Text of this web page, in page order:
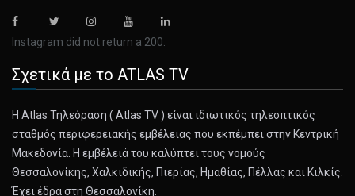
Marco Rubio’s visit to Riyadh, his first as secretary of state,
came a [...]
February 17, 2025
Balancing Ukraine’s sovereignty with Russia’s demand for
its own “secu [...]
February 17, 2025
Instagram did not return a 200.
Σχετικά με το ATLAS TV
Η Atlas Τηλεόραση ( Atlas TV ) είναι ιδιωτικός τηλεοπτικός
σταθμός περιφερειακής εμβέλειας που εκπέμπει στην Κεντρική
Μακεδονία. Η εμβέλειά του καλύπτει τους νομούς
Θεσσαλονίκης, Χαλκιδικής, Πιερίας, Ημαθίας, Πέλλας και Κιλκίς.
Έχει έδρα στη Θεσσαλονίκη.